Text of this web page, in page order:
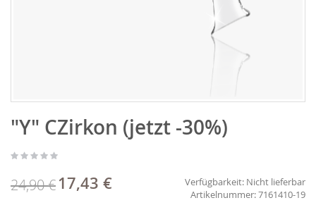
Anfang
der
springen
"Y" CZirkon (jetzt -30%)
24,90 € Sonderpreis
17,43 € Verfügbarkeit: Nicht lieferbar
7161410-19